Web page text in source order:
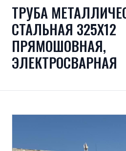
ТРУБА
СТАЛЬНАЯ 325X12
ПРЯМОШОВНАЯ,
ЭЛЕКТРОСВАРНАЯ